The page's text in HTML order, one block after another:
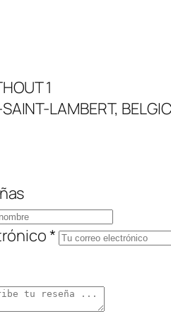
1
LAMBERT,
*